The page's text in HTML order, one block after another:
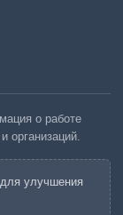
о работе
организаций.
улучшения